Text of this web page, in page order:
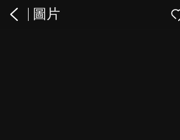
圖片